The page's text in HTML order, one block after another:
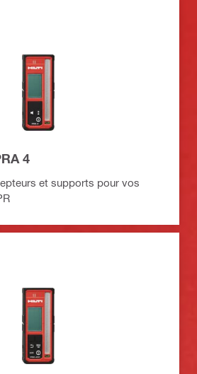
4
et supports pour vos